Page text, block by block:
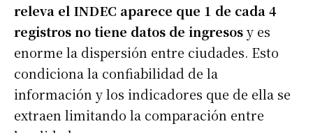
releva el INDEC aparece que 1 de cada 4
registros no tiene datos de ingresosy es
enorme la dispersión entre ciudades. Esto
condiciona la confiabilidad de la
información y los indicadores que de ella se
extraen limitando la comparación entre